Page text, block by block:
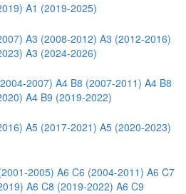
A1 (2019-2025)
A3 (2008-2012) A3 (2012-2016)
A3 (2024-2026)
2007) A4 B8 (2007-2011) A4 B8
A4 B9 (2019-2022)
A5 (2017-2021) A5 (2020-2023)
2005) A6 C6 (2004-2011) A6 C7
A6 C8 (2019-2022) A6 C9